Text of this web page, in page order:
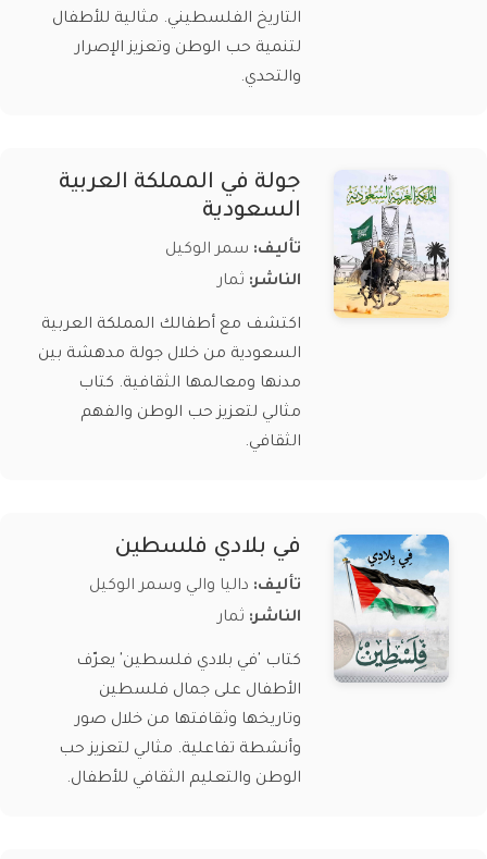
التاريخ الفلسطيني. مثالية للأطفال
لتنمية حب الوطن وتعزيز الإصرار
والتحدي.
جولة في المملكة العربية
السعودية
تأليف: سمر الوكيل
الناشر: ثمار
اكتشف مع أطفالك المملكة العربية
السعودية من خلال جولة مدهشة بين
مدنها ومعالمها الثقافية. كتاب
مثالي لتعزيز حب الوطن والفهم
الثقافي.
في بلادي فلسطين
تأليف: داليا والي وسمر الوكيل
الناشر: ثمار
كتاب 'في بلادي فلسطين' يعرّف
الأطفال على جمال فلسطين
وتاريخها وثقافتها من خلال صور
وأنشطة تفاعلية. مثالي لتعزيز حب
الوطن والتعليم الثقافي للأطفال.